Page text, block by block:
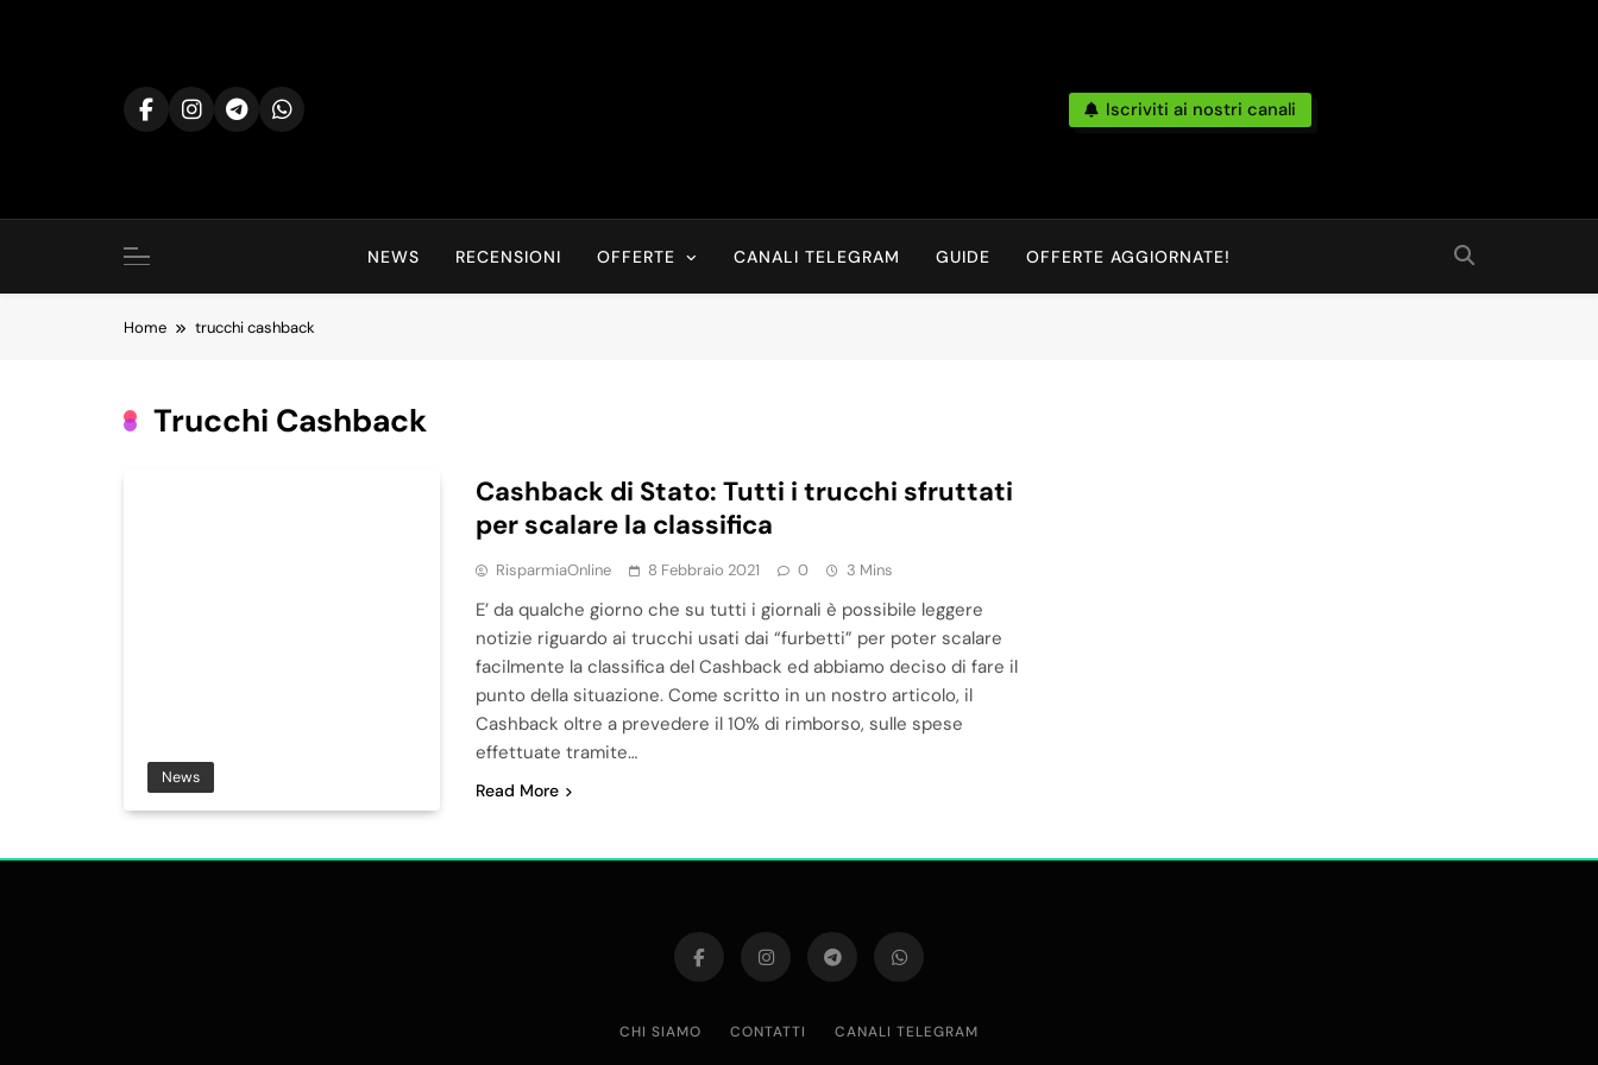
Risparmia Online
Iscriviti ai nostri canali
NEWS RECENSIONI OFFERTE CANALI TELEGRAM GUIDE OFFERTE AGGIORNATE!
Home trucchi cashback
Trucchi Cashback
News
Cashback di Stato: Tutti i trucchi sfruttati
per scalare la classifica
RisparmiaOnline 8 Febbraio 2021 0 3 Mins
E’ da qualche giorno che su tutti i giornali è possibile leggere
notizie riguardo ai trucchi usati dai “furbetti” per poter scalare
facilmente la classifica del Cashback ed abbiamo deciso di fare il
punto della situazione. Come scritto in un nostro articolo, il
Cashback oltre a prevedere il 10% di rimborso, sulle spese
effettuate tramite…
Read More
CHI SIAMO CONTATTI CANALI TELEGRAM